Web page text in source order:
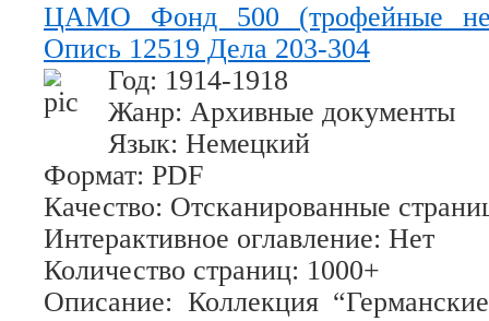
ЦАМО Фонд 500 (трофейные
Опись 12519 Дела 203-304
Год: 1914-1918
Жанр: Архивные документы
Язык: Немецкий
Формат: PDF
Качество: Отсканированные
Интерактивное оглавление: Нет
Количество страниц: 1000+
Описание: Коллекция